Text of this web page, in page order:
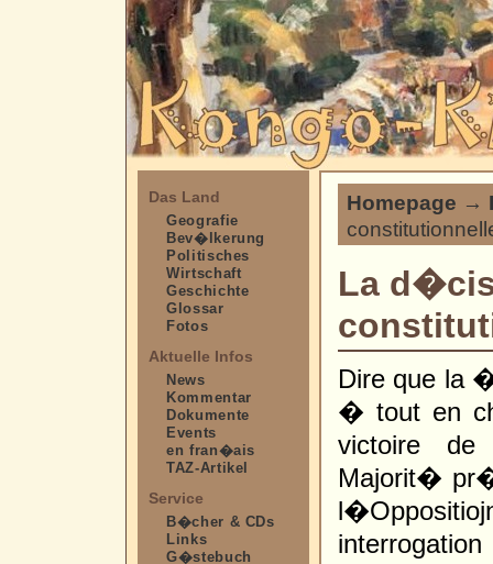
Das Land
Geografie
Bev�lkerung
Politisches
Wirtschaft
Geschichte
Glossar
Fotos
Aktuelle Infos
News
Kommentar
Dokumente
Events
en fran�ais
TAZ-Artikel
Service
B�cher & CDs
Links
G�stebuch
Homepage →
La
Dire que la
� tout en
victoire
Majorit�